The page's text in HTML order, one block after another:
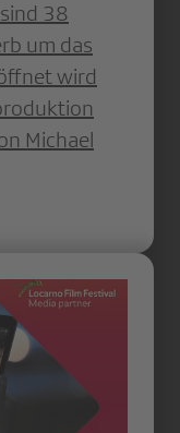
38
um das
wird
Michael